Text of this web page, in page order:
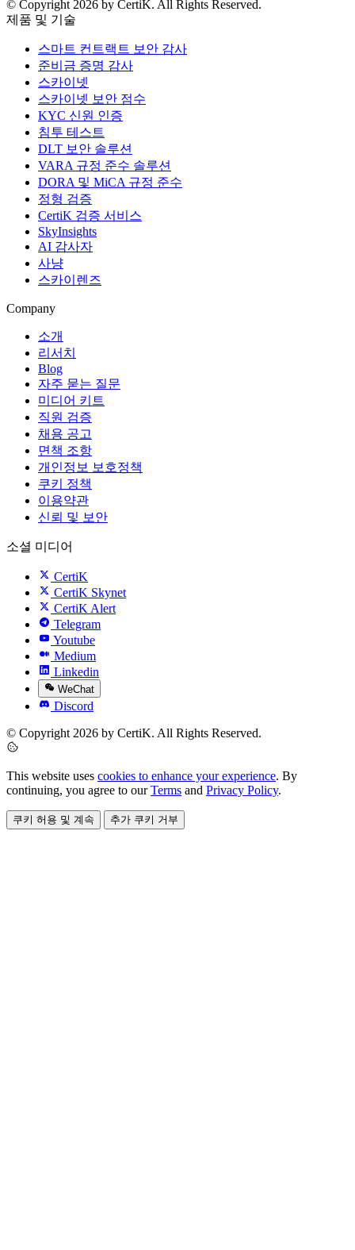
© Copyright 2026 by CertiK. All Rights Reserved.
제품 및 기술
스마트 컨트랙트 보안 감사
준비금 증명 감사
스카이넷
스카이넷 보안 점수
KYC 신원 인증
침투 테스트
DLT 보안 솔루션
VARA 규정 준수 솔루션
DORA 및 MiCA 규정 준수
정형 검증
CertiK 검증 서비스
SkyInsights
AI 감사자
사냥
스카이렌즈
Company
소개
리서치
Blog
자주 묻는 질문
미디어 키트
직원 검증
채용 공고
면책 조항
개인정보 보호정책
쿠키 정책
이용약관
신뢰 및 보안
소셜 미디어
CertiK
CertiK Skynet
CertiK Alert
Telegram
Youtube
Medium
Linkedin
WeChat
Discord
© Copyright 2026 by CertiK. All Rights Reserved.
This website uses cookies to enhance your experience. By
continuing, you agree to ourTerms and Privacy Policy.
쿠키 허용 및 계속 추가 쿠키 거부